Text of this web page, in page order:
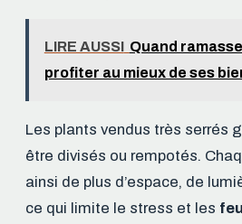
LIRE AUSSI
Quand
profiter au mieux de ses
Les plants vendus très serrés
être divisés ou rempotés.
ainsi de plus d’espace, de
ce qui limite le stress et les